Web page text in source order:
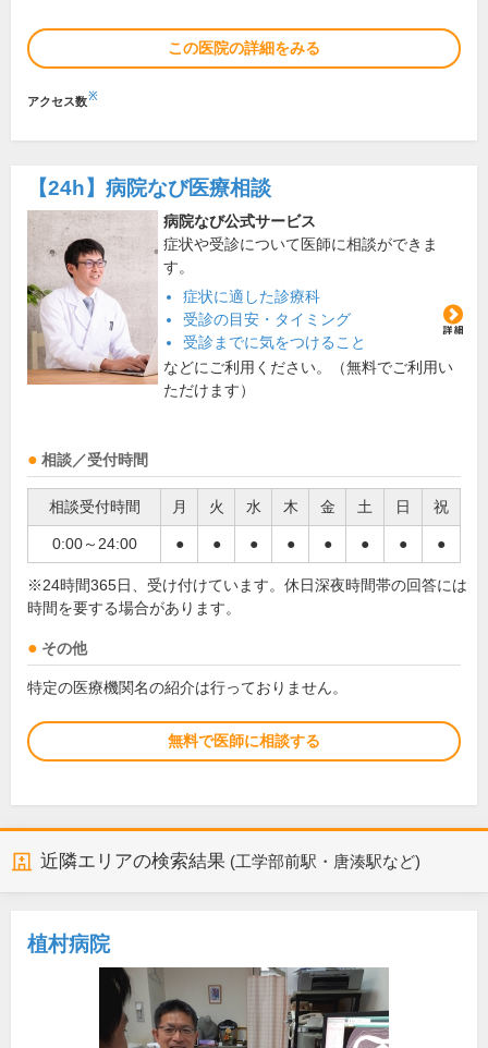
この医院の詳細をみる
アクセス数※
【24h】 病院なび医療相談
病院なび公式サービス
症状や受診について医師に相談ができま
す。
症状に適した診療科
受診の目安・タイミング
受診までに気をつけること
などにご利用ください。（無料でご利用い
ただけます）
相談／受付時間
相談受付時間 月 火 水 木 金 土 日 祝
0:00～24:00 ● ● ● ● ● ● ● ●
※24時間365日、受け付けています。休日深夜時間帯の回答には
時間を要する場合があります。
その他
特定の医療機関名の紹介は行っておりません。
無料で医師に相談する
近隣エリアの検索結果 (工学部前駅・唐湊駅など)
植村病院